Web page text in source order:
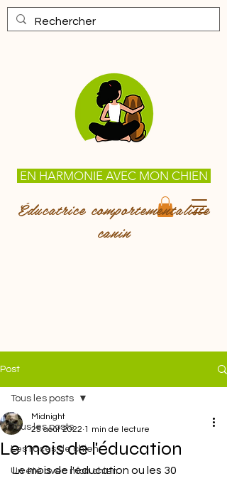
Éducatrice comportementaliste
canin
EN HARMONIE AVEC MON CHIEN
Post
Tous les posts
Les races de chien
Un été avec mon chien
Tous les posts
Le mois de l'éducation
Midnight
25 août 2022 1 min de lecture
Le mois de l'éducation ou les 30